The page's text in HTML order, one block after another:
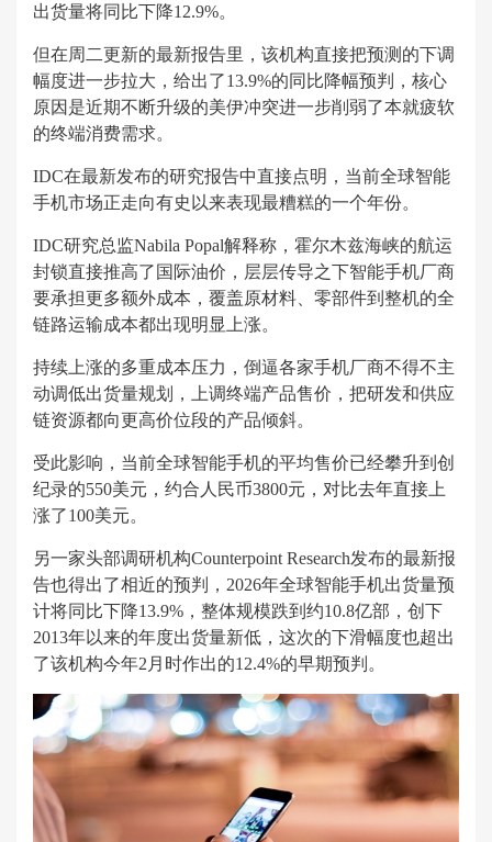
出货量将同比下降12.9%。
但在周二更新的最新报告里，该机构直接把预测的下调
幅度进一步拉大，给出了13.9%的同比降幅预判，核心
原因是近期不断升级的美伊冲突进一步削弱了本就疲软
的终端消费需求。
IDC在最新发布的研究报告中直接点明，当前全球智能
手机市场正走向有史以来表现最糟糕的一个年份。
IDC研究总监Nabila Popal解释称，霍尔木兹海峡的航运
封锁直接推高了国际油价，层层传导之下智能手机厂商
要承担更多额外成本，覆盖原材料、零部件到整机的全
链路运输成本都出现明显上涨。
持续上涨的多重成本压力，倒逼各家手机厂商不得不主
动调低出货量规划，上调终端产品售价，把研发和供应
链资源都向更高价位段的产品倾斜。
受此影响，当前全球智能手机的平均售价已经攀升到创
纪录的550美元，约合人民币3800元，对比去年直接上
涨了100美元。
另一家头部调研机构Counterpoint Research发布的最新报
告也得出了相近的预判，2026年全球智能手机出货量预
计将同比下降13.9%，整体规模跌到约10.8亿部，创下
2013年以来的年度出货量新低，这次的下滑幅度也超出
了该机构今年2月时作出的12.4%的早期预判。